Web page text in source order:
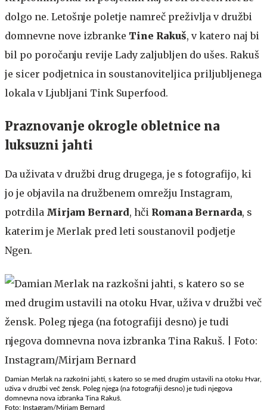
dolgo ne. Letošnje poletje namreč preživlja v družbi
domnevne nove izbranke Tine Rakuš, v katero naj bi
bil po poročanju revije Lady zaljubljen do ušes. Rakuš
je sicer podjetnica in soustanoviteljica priljubljenega
lokala v Ljubljani Tink Superfood.
Praznovanje okrogle obletnice na
luksuzni jahti
Da uživata v družbi drug drugega, je s fotografijo, ki
jo je objavila na družbenem omrežju Instagram,
potrdila Mirjam Bernard, hči Romana Bernarda, s
katerim je Merlak pred leti soustanovil podjetje
Ngen.
Damian Merlak na razkošni jahti, s katero so se med drugim ustavili na otoku Hvar,
uživa v družbi več žensk. Poleg njega (na fotografiji desno) je tudi njegova
domnevna nova izbranka Tina Rakuš.
Foto: Instagram/Mirjam Bernard